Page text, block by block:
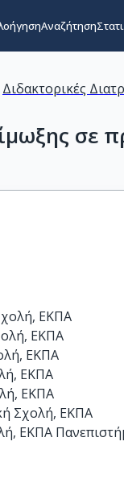
Αναζήτηση
Διδακτορικές
σε
ΕΚΠΑ
ΕΚΠΑ
ΕΚΠΑ
ΕΚΠΑ
ΕΚΠΑ
Σχολή, ΕΚΠΑ
ΕΚΠΑ